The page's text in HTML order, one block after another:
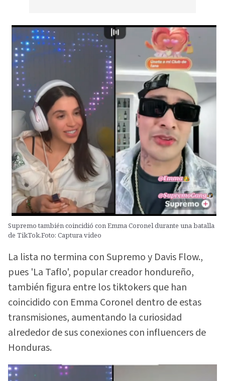
Supremo también coincidió con Emma Coronel durante una batalla
de TikTok.Foto: Captura video
La lista no termina con Supremo y Davis Flow.,
pues 'La Taflo', popular creador hondureño,
también figura entre los tiktokers que han
coincidido con Emma Coronel dentro de estas
transmisiones, aumentando la curiosidad
alrededor de sus conexiones con influencers de
Honduras.